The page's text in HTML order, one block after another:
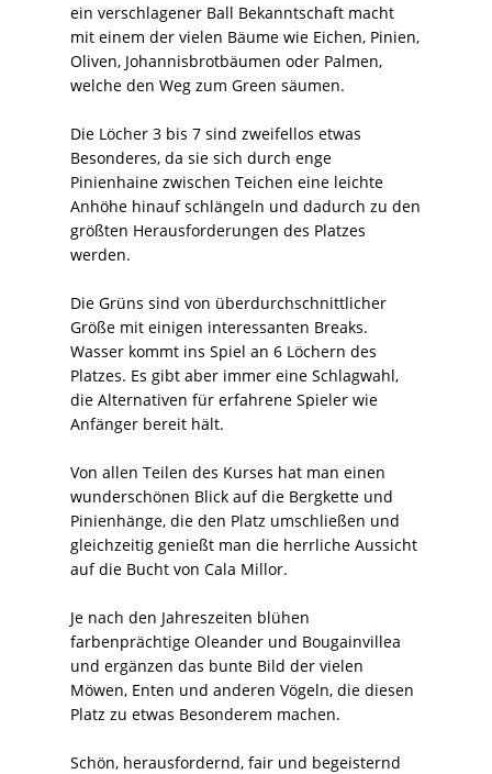
ein verschlagener Ball Bekanntschaft macht
mit einem der vielen Bäume wie Eichen, Pinien,
Oliven, Johannisbrotbäumen oder Palmen,
welche den Weg zum Green säumen.
Die Löcher 3 bis 7 sind zweifellos etwas
Besonderes, da sie sich durch enge
Pinienhaine zwischen Teichen eine leichte
Anhöhe hinauf schlängeln und dadurch zu den
größten Herausforderungen des Platzes
werden.
Die Grüns sind von überdurchschnittlicher
Größe mit einigen interessanten Breaks.
Wasser kommt ins Spiel an 6 Löchern des
Platzes. Es gibt aber immer eine Schlagwahl,
die Alternativen für erfahrene Spieler wie
Anfänger bereit hält.
Von allen Teilen des Kurses hat man einen
wunderschönen Blick auf die Bergkette und
Pinienhänge, die den Platz umschließen und
gleichzeitig genießt man die herrliche Aussicht
auf die Bucht von Cala Millor.
Je nach den Jahreszeiten blühen
farbenprächtige Oleander und Bougainvillea
und ergänzen das bunte Bild der vielen
Möwen, Enten und anderen Vögeln, die diesen
Platz zu etwas Besonderem machen.
Schön, herausfordernd, fair und begeisternd